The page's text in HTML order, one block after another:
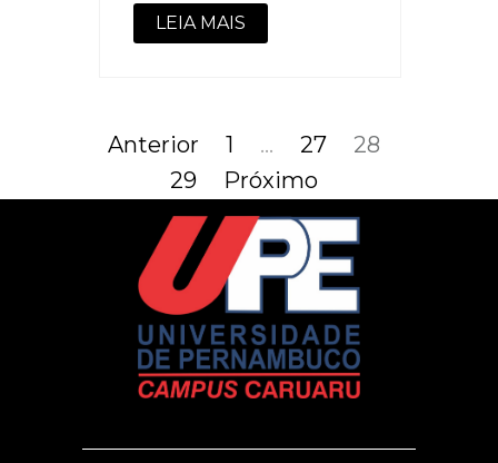
LEIA MAIS
Anterior 1 … 27
28
29
Próximo